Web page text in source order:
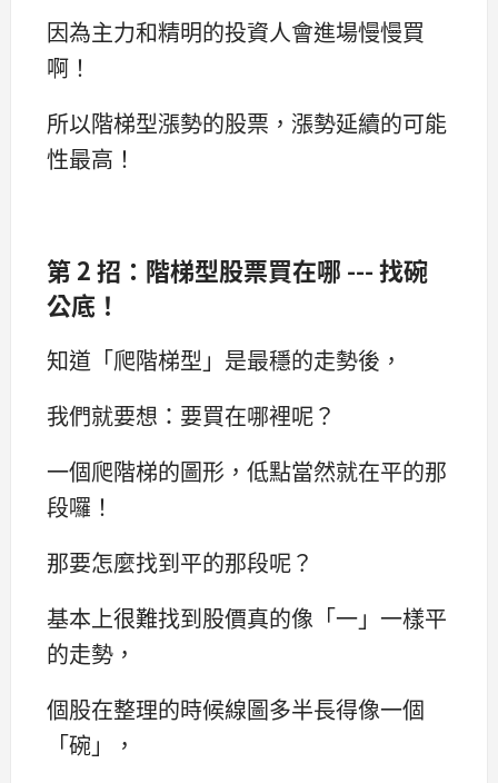
因為主力和精明的投資人會進場慢慢買
啊！
所以階梯型漲勢的股票，漲勢延續的可能
性最高！
第 2 招：階梯型股票買在哪 --- 找碗
公底！
知道「爬階梯型」是最穩的走勢後，
我們就要想：要買在哪裡呢？
一個爬階梯的圖形，低點當然就在平的那
段囉！
那要怎麼找到平的那段呢？
基本上很難找到股價真的像「一」一樣平
的走勢，
個股在整理的時候線圖多半長得像一個
「碗」，